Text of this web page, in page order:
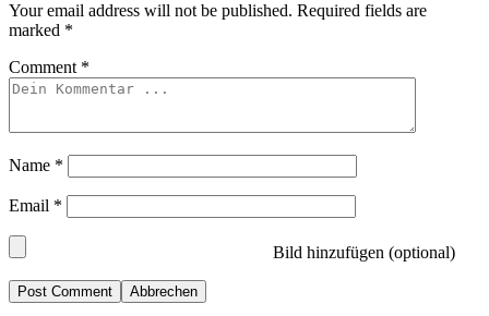
Your email address will not be published. Required fields are
marked *
Comment *
Name *
Email *
Bild hinzufügen (optional)
Abbrechen